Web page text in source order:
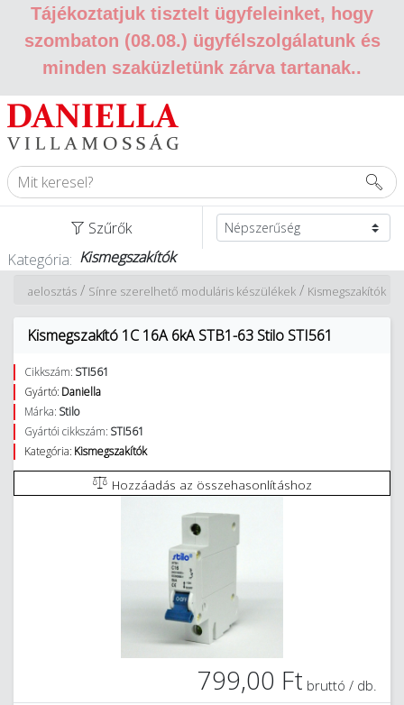
Tájékoztatjuk tisztelt ügyfeleinket, hogy
szombaton (08.08.) ügyfélszolgálatunk és
minden szaküzletünk zárva tartanak..
Szűrők
Kategória: Kismegszakítók
Kismegszakítók
/
Sínre szerelhető moduláris készülékek
/
Kismegszakító 1C 16A 6kA STB1-63 Stilo STI561
Cikkszám: STI561
Gyártó: Daniella
Márka: Stilo
Gyártói cikkszám: STI561
Kategória: Kismegszakítók
Hozzáadás az összehasonlításhoz
799,00 Ft bruttó / db.